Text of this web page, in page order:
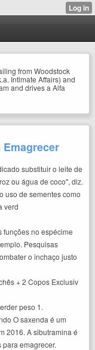
from Woodstock
Intimate Affairs) and
and drives a Alfa
Emagrecer
substituir o leite de
ou água de coco", diz.
uso de sementes como
verd
funções no espécime
Pesquisas
o inchaço justo
+ 2 Copos Exclusiv
peso 1.
O saxenda é um
2016. A sibutramina é
emagrecer.